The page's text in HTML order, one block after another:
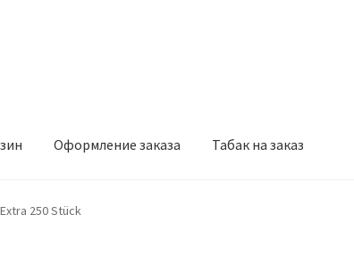
Оформление заказа Табак на заказ
Табак на заказ
250 Stück